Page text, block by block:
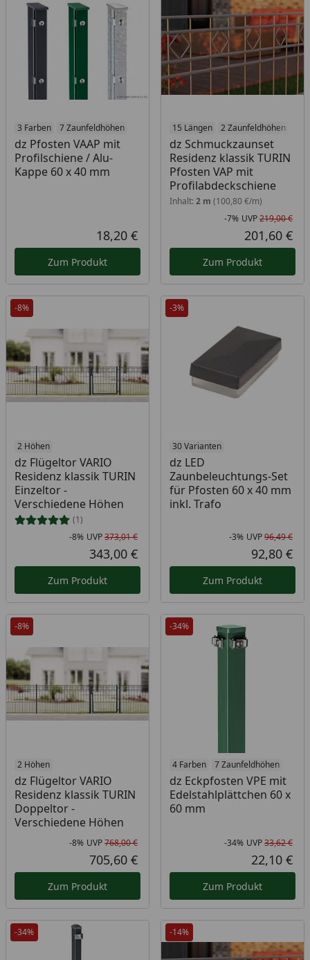
3 Farben 7 Zaunfeldhöhen
dz Pfosten VAAP mit
Profilschiene / Alu-
Kappe 60 x 40 mm
Aktueller Preis
18,20 €
Zum Produkt
15 Längen 2 Zaunfeldhöhen
dz Schmuckzaunset
Residenz klassik TURIN
Pfosten VAP mit
Profilabdeckschiene
Inhalt: 2 m (100,80 €/m)
-7% UVP219,00 €
201,60 €
Zum Produkt
-8%
2 Höhen
dz Flügeltor VARIO
Residenz klassik TURIN
Einzeltor -
Verschiedene Höhen
(1)
Rabatt in Prozent
-8%
Ursprünglicher Preis
UVP373,01 €
Aktueller Preis
343,00 €
Zum Produkt
-3%
30 Varianten
dz LED
Zaunbeleuchtungs-Set
für Pfosten 60 x 40 mm
inkl. Trafo
-3% UVP96,49 €
92,80 €
Zum Produkt
-8%
2 Höhen
dz Flügeltor VARIO
Residenz klassik TURIN
Doppeltor -
Verschiedene Höhen
Rabatt in Prozent
-8%
Ursprünglicher Preis
UVP768,00 €
Aktueller Preis
705,60 €
Zum Produkt
-34%
4 Farben 7 Zaunfeldhöhen
dz Eckpfosten VPE mit
Edelstahlplättchen 60 x
60 mm
-34% UVP33,62 €
22,10 €
Zum Produkt
-34% -14%